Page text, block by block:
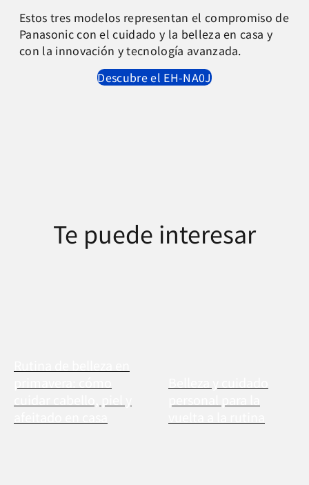
Estos tres modelos representan el compromiso de
Panasonic con el cuidado y la belleza en casa y
con la innovación y tecnología avanzada.
Descubre el EH-NA0J
Te puede interesar